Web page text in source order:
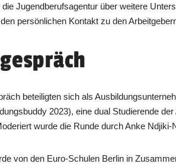
Jugendberufsagentur über weitere
persönlichen Kontakt zu den
beteiligten sich als
2023), eine dual Studierende
wurde die Runde durch Anke
von den Euro-Schulen Berlin in